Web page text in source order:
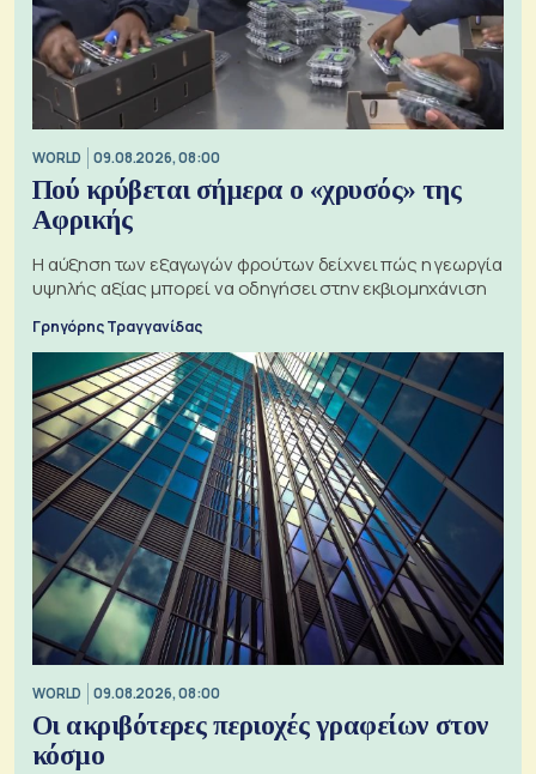
WORLD 09.08.2026, 08:00
Πού κρύβεται σήμερα ο «χρυσός» της
Αφρικής
Η αύξηση των εξαγωγών φρούτων δείχνει πώς η γεωργία
υψηλής αξίας μπορεί να οδηγήσει στην εκβιομηχάνιση
Γρηγόρης Τραγγανίδας
WORLD 09.08.2026, 08:00
Οι ακριβότερες περιοχές γραφείων στον
κόσμο